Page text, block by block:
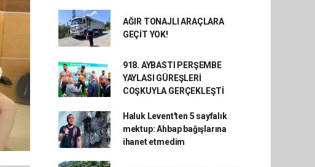
AĞIR TONAJLI ARAÇLARA
GEÇİT YOK!
918. AYBASTI PERŞEMBE
YAYLASI GÜREŞLERİ
COŞKUYLA GERÇEKLEŞTİ
Haluk Levent'ten 5 sayfalık
mektup: Ahbap bağışlarına
ihanet etmedim